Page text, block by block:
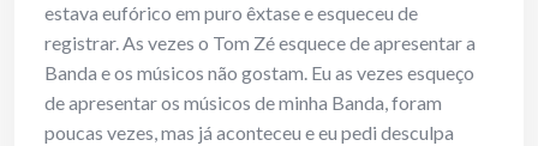
estava eufórico em puro êxtase e esqueceu de
registrar. As vezes o Tom Zé esquece de apresentar a
Banda e os músicos não gostam. Eu as vezes esqueço
de apresentar os músicos de minha Banda, foram
poucas vezes, mas já aconteceu e eu pedi desculpa